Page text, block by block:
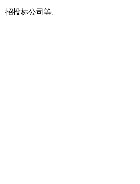
投标公司等。